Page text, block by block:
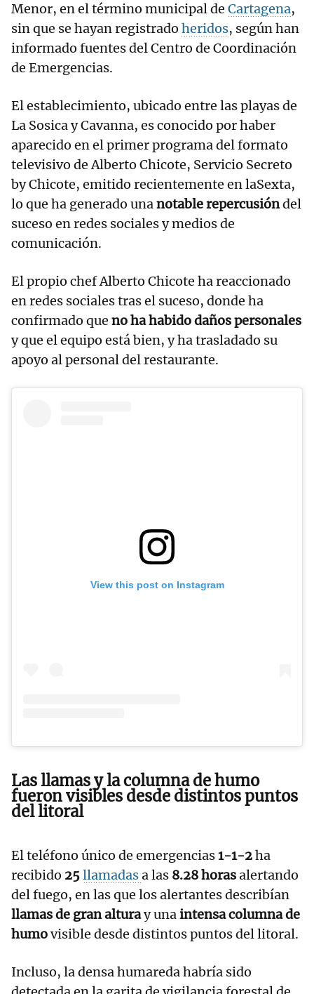
Menor, en el término municipal de Cartagena,
sin que se hayan registrado heridos, según han
informado fuentes del Centro de Coordinación
de Emergencias.
El establecimiento, ubicado entre las playas de
La Sosica y Cavanna, es conocido por haber
aparecido en el primer programa del formato
televisivo de Alberto Chicote, Servicio Secreto
by Chicote, emitido recientemente en laSexta,
lo que ha generado unanotable repercusióndel
suceso en redes sociales y medios de
comunicación.
El propio chef Alberto Chicote ha reaccionado
en redes sociales tras el suceso, donde ha
confirmado que no ha habido daños personales
y que el equipo está bien, y ha trasladado su
apoyo al personal del restaurante.
View this post on Instagram
Las llamas y la columna de humo
fueron visibles desde distintos puntos
del litoral
El teléfono único de emergencias1-1-2ha
recibido 25llamadasa las 8.28 horasalertando
del fuego, en las que los alertantes describían
llamas de gran alturay unaintensa columna de
humovisible desde distintos puntos del litoral.
Incluso, la densa humareda habría sido